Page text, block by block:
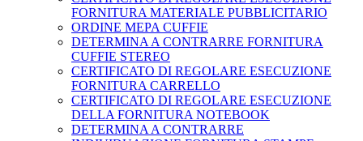
FORNITURA MATERIALE PUBBLICITARIO
ORDINE MEPA CUFFIE
DETERMINA A CONTRARRE FORNITURA
CUFFIE STEREO
CERTIFICATO DI REGOLARE ESECUZIONE
FORNITURA CARRELLO
CERTIFICATO DI REGOLARE ESECUZIONE
DELLA FORNITURA NOTEBOOK
DETERMINA A CONTRARRE